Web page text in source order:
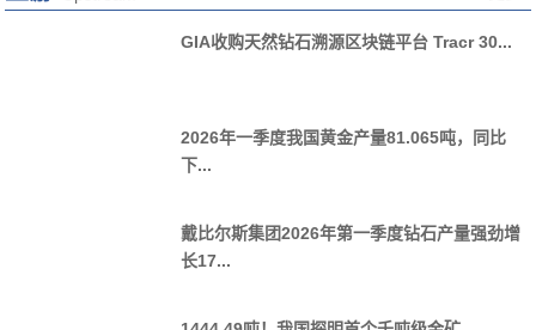
长17...
新闻爆料及广告投放：+86 188 1859 2180